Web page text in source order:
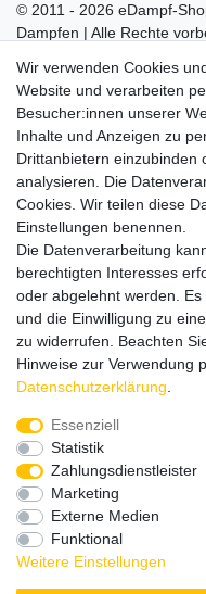
© 2011 - 2026 eDampf-
Dampfen | Alle Rechte
mit vielen spannenden
Bitte entschuldigen
betrieblicher
Schreiben Sie uns gerne
und
Wir rufen Sie
Wir
Wir verwenden Cookies
Website und verarbeiten
Besucher:innen unserer
Inhalte und Anzeigen zu
Drittanbietern einzubinden
analysieren. Die
Cookies. Wir teilen diese
Einstellungen benennen.
Die Datenverarbeitung
berechtigten Interesses
oder abgelehnt werden.
und die Einwilligung zu
zu widerrufen. Beachten
Hinweise zur Verwendung
Daten­schutz­erklärung
Essenziell
Statistik
Zahlungsdienstleister
Marketing
Externe Medien
Funktional
Weitere Einstellungen